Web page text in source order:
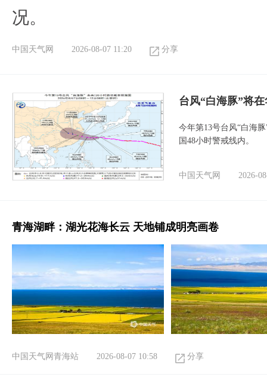
况。
中国天气网 2026-08-07 11:20 分享
台风“白海豚”将
今年第13号台风“白海
国48小时警戒线内。
中国天气网 2026-
青海湖畔：湖光花海长云 天地铺成明亮画卷
中国天气网青海站 2026-08-07 10:58 分享